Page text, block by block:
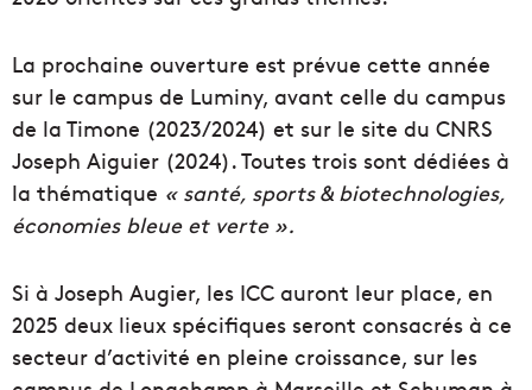
La prochaine ouverture est prévue cette année
sur le campus de Luminy, avant celle du campus
de la Timone (2023/2024) et sur le site du CNRS
Joseph Aiguier (2024). Toutes trois sont dédiées à
la thématique « santé, sports & biotechnologies,
économies bleue et verte ».
Si à Joseph Augier, les ICC auront leur place, en
2025 deux lieux spécifiques seront consacrés à ce
secteur d’activité en pleine croissance, sur les